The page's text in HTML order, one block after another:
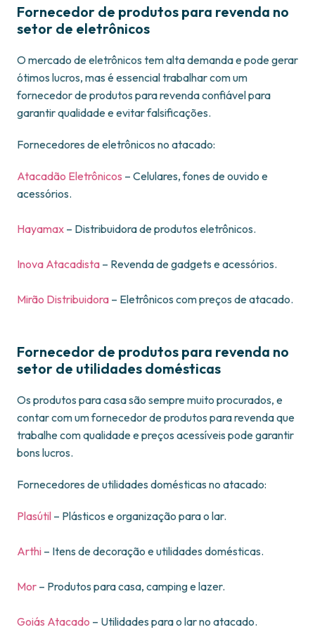
Fornecedor de produtos para revenda no
setor de eletrônicos
O mercado de eletrônicos tem alta demanda e pode gerar
ótimos lucros, mas é essencial trabalhar com um
fornecedor de produtos para revenda confiável para
garantir qualidade e evitar falsificações.
Fornecedores de eletrônicos no atacado:
Atacadão Eletrônicos – Celulares, fones de ouvido e
acessórios.
Hayamax – Distribuidora de produtos eletrônicos.
Inova Atacadista – Revenda de gadgets e acessórios.
Mirão Distribuidora – Eletrônicos com preços de atacado.
Fornecedor de produtos para revenda no
setor de utilidades domésticas
Os produtos para casa são sempre muito procurados, e
contar com um fornecedor de produtos para revenda que
trabalhe com qualidade e preços acessíveis pode garantir
bons lucros.
Fornecedores de utilidades domésticas no atacado:
Plasútil – Plásticos e organização para o lar.
Arthi – Itens de decoração e utilidades domésticas.
Mor – Produtos para casa, camping e lazer.
Goiás Atacado – Utilidades para o lar no atacado.